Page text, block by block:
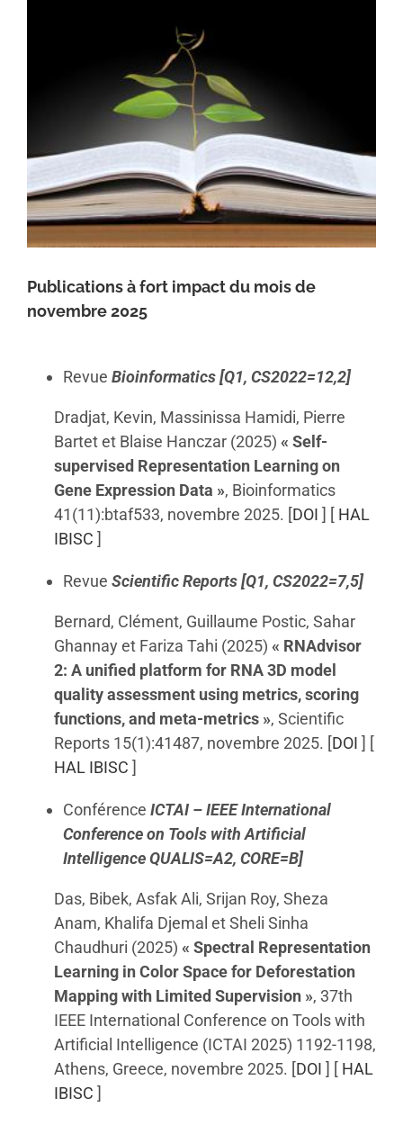
Publications à fort impact du mois de
novembre 2025
Revue Bioinformatics [Q1, CS2022=12,2]
Dradjat, Kevin, Massinissa Hamidi, Pierre
Bartet et Blaise Hanczar (2025) « Self-
supervised Representation Learning on
Gene Expression Data », Bioinformatics
41(11):btaf533, novembre 2025. [DOI ] [ HAL
IBISC ]
Revue Scientific Reports [Q1, CS2022=7,5]
Bernard, Clément, Guillaume Postic, Sahar
Ghannay et Fariza Tahi (2025) « RNAdvisor
2: A unified platform for RNA 3D model
quality assessment using metrics, scoring
functions, and meta-metrics », Scientific
Reports 15(1):41487, novembre 2025. [DOI ] [
HAL IBISC ]
Conférence ICTAI – IEEE International
Conference on Tools with Artificial
Intelligence QUALIS=A2, CORE=B]
Das, Bibek, Asfak Ali, Srijan Roy, Sheza
Anam, Khalifa Djemal et Sheli Sinha
Chaudhuri (2025) « Spectral Representation
Learning in Color Space for Deforestation
Mapping with Limited Supervision », 37th
IEEE International Conference on Tools with
Artificial Intelligence (ICTAI 2025) 1192-1198,
Athens, Greece, novembre 2025. [DOI ] [ HAL
IBISC ]